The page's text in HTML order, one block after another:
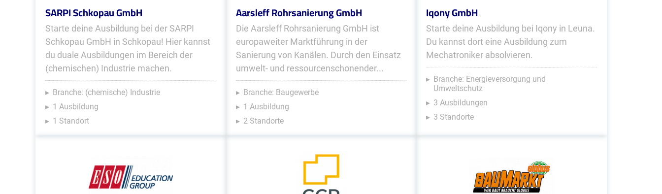
SARPI Schkopau GmbH
Starte deine Ausbildung bei der SARPI
Schkopau GmbH in Schkopau! Hier kannst
du duale Ausbildungen im Bereich der
(chemischen) Industrie machen.
Branche: (chemische) Industrie
1 Ausbildung
1 Standort
Aarsleff Rohrsanierung GmbH
Die Aarsleff Rohrsanierung GmbH ist
europaweiter Marktführung in der
Sanierung von Kanälen. Durch den Einsatz
umwelt- und ressourcenschonender...
Branche: Baugewerbe
1 Ausbildung
2 Standorte
Iqony GmbH
Starte deine Ausbildung bei Iqony in Leuna.
Du kannst dort eine Ausbildung zum
Mechatroniker absolvieren.
Branche: Energieversorgung und
Umweltschutz
3 Ausbildungen
3 Standorte